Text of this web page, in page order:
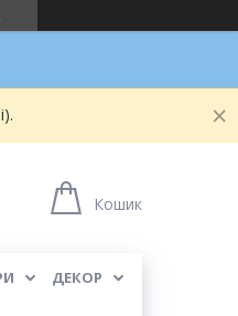
Кошик
ДЕКОР